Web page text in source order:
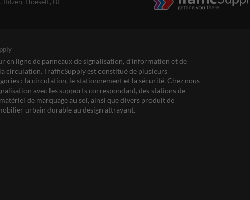
en ligne de panneaux de signalisation, d'information et de
circulation. TrafficSupply est constitué de plusieurs
: la circulation, le stationnement et la sécurité. Chez nous
avec les supports correspondant, des stations de
de marquage au sol, ainsi que divers produit de
urbain durable au design attrayant.